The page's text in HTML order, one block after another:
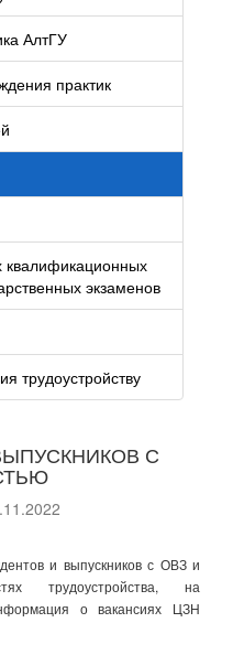
АлтГУ
практик
экзаменов
трудоустройству
С
и выпускников с ОВЗ и
трудоустройства, на
о вакансиях ЦЗН